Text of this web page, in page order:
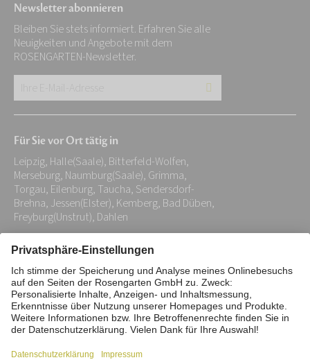
Newsletter abonnieren
Bleiben Sie stets informiert. Erfahren Sie alle
Neuigkeiten und Angebote mit dem
ROSENGARTEN-Newsletter.
Adresse:
*
Für Sie vor Ort tätig in
Leipzig, Halle(Saale), Bitterfeld-Wolfen,
Merseburg, Naumburg(Saale), Grimma,
Torgau, Eilenburg, Taucha, Sendersdorf-
Brehna, Jessen(Elster), Kemberg, Bad Düben,
Freyburg(Unstrut), Dahlen
Impressum Datenschutz
Stiftung
Interne Meldestelle
Zahlungsmittel
Barrierefreiheitserklärung
Vertrag widerrufen